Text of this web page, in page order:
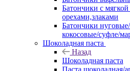
Батончики с
орехами,злаками
Батончики
кокосовые/суфле/
Шоколадная паста
Назад
Шоколадная паста
Паста шоколадная/